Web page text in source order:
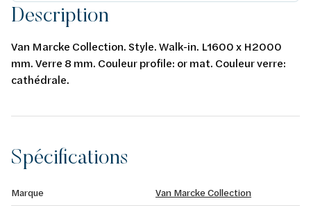
Description
Van Marcke Collection. Style. Walk-in. L1600 x H2000
mm. Verre 8 mm. Couleur profile: or mat. Couleur verre:
cathédrale.
Spécifications
Marque
Van Marcke Collection